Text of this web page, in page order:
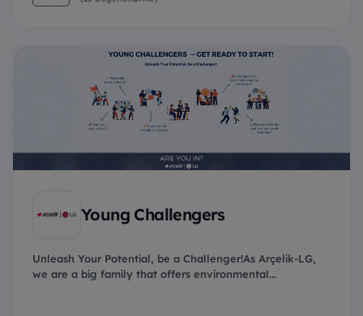
Young Challengers
Unleash Your Potential, be a Challenger!As Arçelik-LG,
we are a big family that offers environmental...